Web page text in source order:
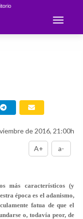
Toggle
de 2016, 21:00h
A+ a-
más característicos (y
época es el adanismo,
fatua de que el
o, todavía peor, de